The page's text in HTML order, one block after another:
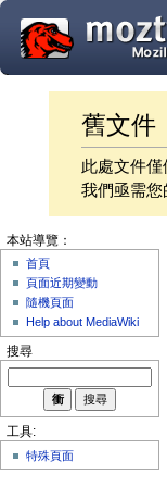
舊文件
此處文件
我們亟需
本站導覽：
首頁
頁面近期變動
隨機頁面
Help about MediaWiki
搜尋
工具:
特殊頁面